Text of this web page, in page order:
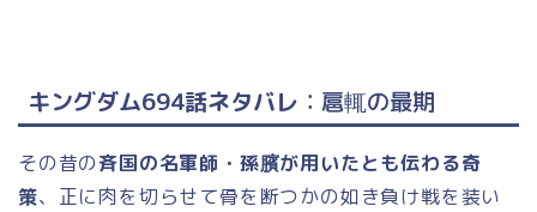
キングダム694話ネタバレ ：扈輒の最期
その昔の斉国の名軍師・孫臏が用いたとも伝わる奇
策、正に肉を切らせて骨を断つかの如き負け戦を装い